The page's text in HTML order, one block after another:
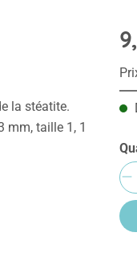
la stéatite.
mm, taille 1, 1